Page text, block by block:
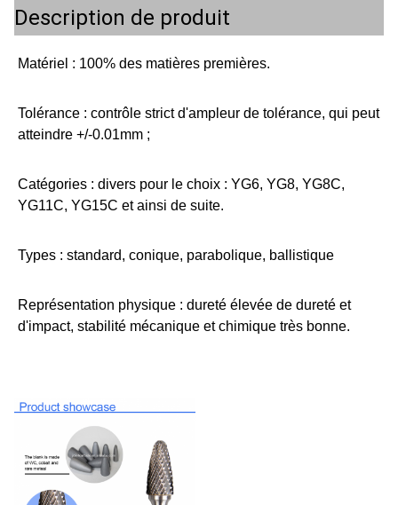
Description de produit
Matériel : 100% des matières premières.
Tolérance : contrôle strict d'ampleur de tolérance, qui peut
atteindre +/-0.01mm ;
Catégories : divers pour le choix : YG6, YG8, YG8C,
YG11C, YG15C et ainsi de suite.
Types : standard, conique, parabolique, ballistique
Représentation physique : dureté élevée de dureté et
d'impact, stabilité mécanique et chimique très bonne.